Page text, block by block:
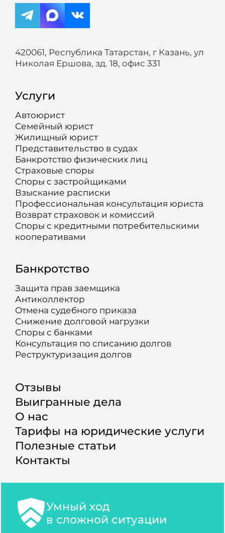
420061, Республика Татарстан, г Казань, ул
Николая Ершова, зд. 18, офис 331
Услуги
Автоюрист
Семейный юрист
Жилищный юрист
Представительство в судах
Банкротство физических лиц
Страховые споры
Споры с застройщиками
Взыскание расписки
Профессиональная консультация юриста
Возврат страховок и комиссий
Споры с кредитными потребительскими
кооперативами
Банкротство
Защита прав заемщика
Антиколлектор
Отмена судебного приказа
Снижение долговой нагрузки
Споры с банками
Консультация по списанию долгов
Реструктуризация долгов
Отзывы
Выигранные дела
О нас
Тарифы на юридические услуги
Полезные статьи
Контакты
Умный ход
в сложной ситуации